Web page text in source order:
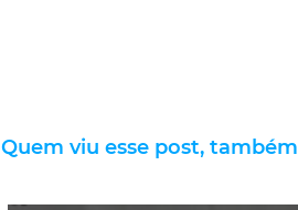
Quem viu esse post,